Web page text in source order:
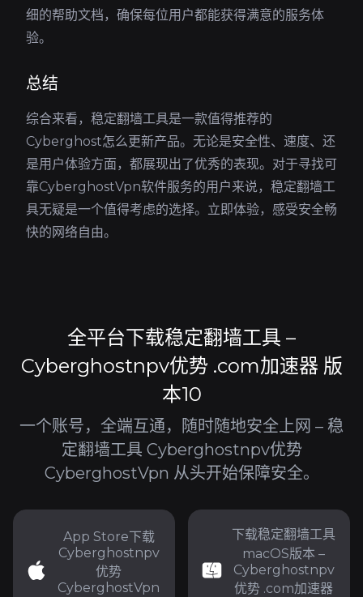
细的帮助文档，确保每位用户都能获得满意的服务体
验。
总结
综合来看，稳定翻墙工具是一款值得推荐的
Cyberghost怎么更新产品。无论是安全性、速度、还
是用户体验方面，都展现出了优秀的表现。对于寻找可
靠CyberghostVpn软件服务的用户来说，稳定翻墙工
具无疑是一个值得考虑的选择。立即体验，感受安全畅
快的网络自由。
全平台下载稳定翻墙工具 –
Cyberghostnpv优势 .com加速器 版
本10
一个账号，全端互通，随时随地安全上网 – 稳
定翻墙工具 Cyberghostnpv优势
CyberghostVpn 从头开始保障安全。
App Store下载
Cyberghostnpv
优势
CyberghostVpn
下载稳定翻墙工具
macOS版本 –
Cyberghostnpv
优势 .com加速器